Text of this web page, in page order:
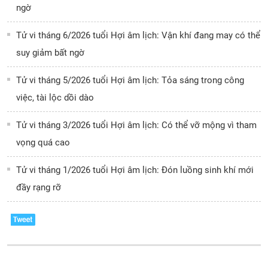
ngờ
Tử vi tháng 6/2026 tuổi Hợi âm lịch: Vận khí đang may có thể
suy giảm bất ngờ
Tử vi tháng 5/2026 tuổi Hợi âm lịch: Tỏa sáng trong công
việc, tài lộc dồi dào
Tử vi tháng 3/2026 tuổi Hợi âm lịch: Có thể vỡ mộng vì tham
vọng quá cao
Tử vi tháng 1/2026 tuổi Hợi âm lịch: Đón luồng sinh khí mới
đầy rạng rỡ